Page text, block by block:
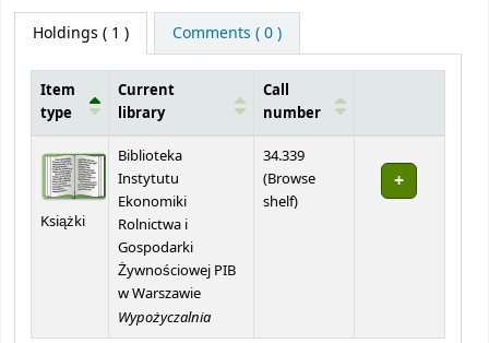
Holdings ( 1 ) Comments ( 0 )
Item
type
Current
library
Call
number
Książki
Biblioteka
Instytutu
Ekonomiki
Rolnictwa i
Gospodarki
Żywnościowej PIB
w Warszawie
Wypożyczalnia
34.339
(Browse
shelf(Opens below)
)